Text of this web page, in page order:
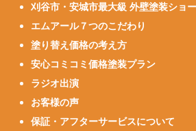
刈谷市・安城市最大級 外壁塗装ショ
エムアール７つのこだわり
塗り替え価格の考え方
安心コミコミ価格塗装プラン
ラジオ出演
お客様の声
保証・アフターサービスについて